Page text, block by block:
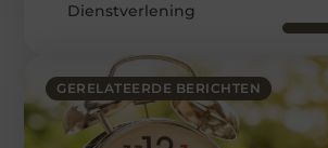
GERELATEERDE BERICHTEN
Dienstverlening